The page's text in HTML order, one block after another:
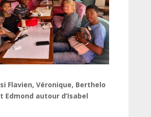
Flavien, Véronique, Berthelo
Edmond autour d’Isabel